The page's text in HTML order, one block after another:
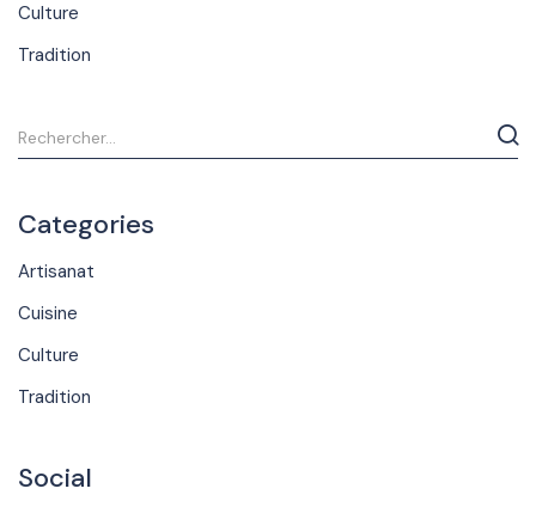
Culture
Tradition
Categories
Artisanat
Cuisine
Culture
Tradition
Social